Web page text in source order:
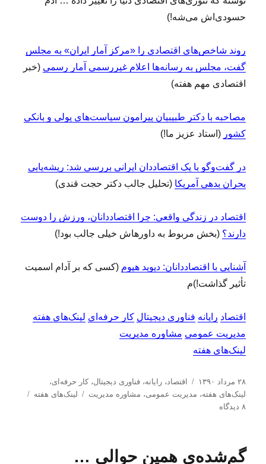
حسودی‌اش می‌شه!)
روند شاخص‌های اقتصادی را «مرکز آمار ایران» به مجلس
گفت، مجلس به رسانه‌ها اعلام غیررسمی آمار رسمی (خبر
اقتصادی مهم هفته)
مصاحبه با دکتر طبیبیان پیرامون سیاست‌های پولی و بانکی
کشور (استاد عزیز ما!)
در گفت‌و‌گو با یک اقتصاددان ایرانی بررسی شد: ریشه‌یابی
بحران بدهی آمریکا (تحلیل جالب دکتر حجت قندی)
اقتصاد در زندگی واقعی: چرا اقتصاددانان، ورزش را دوست
دارند؟ (بخش مربوط به داورهاش خیلی جالب بود!)
آشنایی با اقتصاددانان: دیوید هیوم (کسی که بر آدام اسمیت
تأثیر گذاشت!)م
اقتصاد رایانه فناوری دیجیتال کار حرفه‌ای لینک‌های هفته
مدیریت عمومی مشاوره مدیریت
لینک‌های هفته
ا
ر
س
د
۲۸ مرداد ۱۳۹۰
د
س
اقتصاد ،رایانه،فناوری دیجیتال،کار حرفه‌ای،
لینک‌های هفته، مدیریت عمومی، مشاوره مدیریت
بلینک‌های هفته
۸ دیدگاه
ل
گم‌شده‌ی همین حوالی …